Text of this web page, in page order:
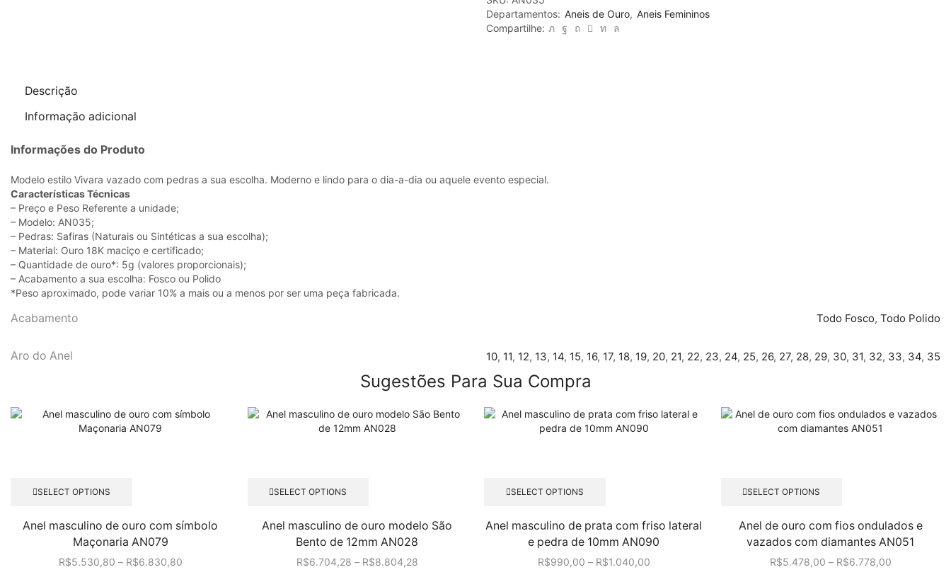
vazado
estilo
Departamentos: Aneis de Ouro, Aneis Femininos
Compartilhe:
Descrição
Informação adicional
Informações do Produto
Modelo estilo Vivara vazado com pedras a sua escolha. Moderno e lindo para o dia-a-dia ou aquele evento especial.
Características Técnicas
– Preço e Peso Referente a unidade;
– Modelo: AN035;
– Pedras: Safiras (Naturais ou Sintéticas a sua escolha);
– Material: Ouro 18K maciço e certificado;
– Quantidade de ouro*: 5g (valores proporcionais);
– Acabamento a sua escolha: Fosco ou Polido
*Peso aproximado, pode variar 10% a mais ou a menos por ser uma peça fabricada.
Acabamento Todo Fosco, Todo Polido
Aro do Anel 10, 11, 12, 13, 14, 15, 16, 17, 18, 19, 20, 21, 22, 23, 24, 25, 26, 27, 28, 29, 30, 31, 32, 33, 34, 35
Sugestões Para Sua Compra
SELECT OPTIONS
várias
variantes.
As
opções
Anel masculino de ouro com símbolo
Maçonaria AN079
R$5.530,80 – R$6.830,80
SELECT OPTIONS
várias
variantes.
As
opções
Anel masculino de ouro modelo São
Bento de 12mm AN028
R$6.704,28 – R$8.804,28
SELECT OPTIONS
várias
variantes.
As
opções
Anel masculino de prata com friso lateral
e pedra de 10mm AN090
R$990,00 – R$1.040,00
SELECT OPTIONS
várias
variantes.
As
opções
Anel de ouro com fios ondulados e
vazados com diamantes AN051
R$5.478,00 – R$6.778,00